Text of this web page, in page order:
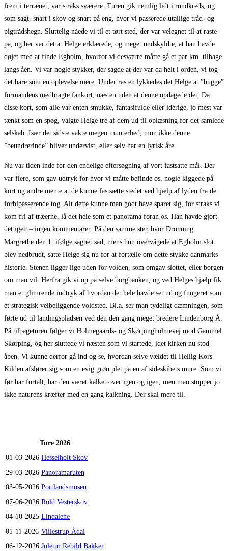
frem i terrænet, var straks sværere. Turen gik nemlig lidt i rundkreds, og
som sagt, snart i skov og snart på eng, hvor vi passerede utallige tråd- og
pig­trådshegn. Sluttelig nåede vi til et tørt sted, der var velegnet til at raste
på, og her var det at Helge erklærede, og meget undskyldte, at han havde
døjet med at finde Egholm, hvorfor vi desværre måtte gå et par km. tilbage
langs åen. Vi var nogle stykker, der sagde at der var da helt i orden, vi tog
det bare som en oplevelse mere. Under rasten lykkedes det Helge at ”hugge”
formandens medbragte fankort, næsten uden at denne opdagede det. Da
disse kort, som alle var enten smukke, fantasifulde eller idérige, jo mest var
tænkt som en spøg, valgte Helge tre af dem ud til oplæsning for det samlede
selskab. Især det sidste vakte megen munterhed, mon ikke denne
”beundrerinde” bliver undervist, eller selv har en lyrisk åre.
Nu var tiden inde for den endelige eftersøgning af vort fastsatte mål. Der
var flere, som gav udtryk for hvor vi måtte befinde os, nogle kiggede på
kort og andre mente at de kunne fastsætte stedet ved hjælp af lyden fra de
forbipasserende tog. Alt dette kunne man godt have sparet sig, for straks vi
kom fri af træerne, lå det hele som et panorama foran os. Han havde gjort
det igen – ingen kommentarer. På den samme sten hvor Dronning
Margrethe den 1. ifølge sagnet sad, mens hun overvågede at Egholm slot
blev nedbrudt, satte Helge sig nu for at fortælle om dette stykke danmarks­
historie. Stenen ligger lige uden for volden, som omgav slottet, eller borgen
om man vil. Herfra gik vi op på selve borgbanken, og ved Helges hjælp fik
man et glimrende indtryk af hvordan det hele havde set ud og fungeret som
et strategisk velbeliggende voldsted. Bl.a. ser man tydeligt dæmningen, som
førte ud til landingspladsen ved den den gang meget bredere Lindenborg Å.
På tilbageturen følger vi Holmegaards- og Skørpingholmevej mod Gammel
Skørping, og her sluttede vi næsten som vi startede, idet kirken nu stod
åben. Vi kunne derfor gå ind og se, hvordan selve vældet til Hellig Kors
Kilden afslører sig som en evig grøn plet på en af sideskibets mure. Som vi
før har fortalt, har den været kalket over igen og igen, men man stopper jo
ikke naturens kræfter med en gang kalkning. Der skal mere til.
Ture 2026
01-03-2026 Hesselholt Skov
29-03-2026 Panoramaruten
03-05-2026 Portlandsmosen
07-06-2026 Rold Vesterskov
04-10-2025 Lindalene
01-11-2026 Villestrup Ådal
06-12-2026 Juletur Rebild Bakker